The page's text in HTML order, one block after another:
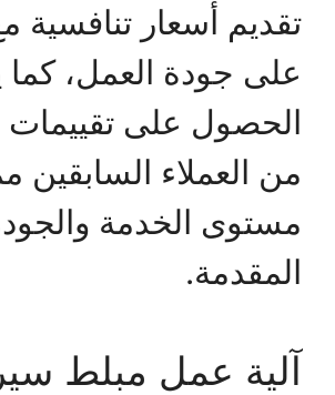
تقديم أسعار تنافسية
على جودة العمل، كما
الحصول على تقييمات
من العملاء السابقين
مستوى الخدمة
المقدمة.
آلية عمل مبلط